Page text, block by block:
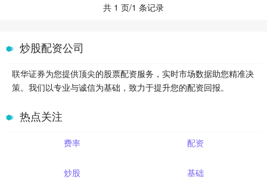
共 1 页/1 条记录
炒股配资公司
联华证券为您提供顶尖的股票配资服务，实时市场数据助您精准决
策。我们以专业与诚信为基础，致力于提升您的配资回报。
热点关注
费率 配资
炒股 基础